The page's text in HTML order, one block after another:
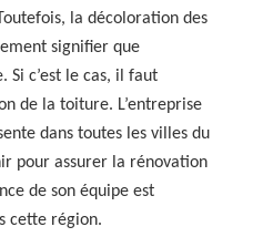
la décoloration des
signifier que
Si c’est le cas, il faut
de la toiture. L’entreprise
dans toutes les villes du
pour assurer la rénovation
de son équipe est
cette région.